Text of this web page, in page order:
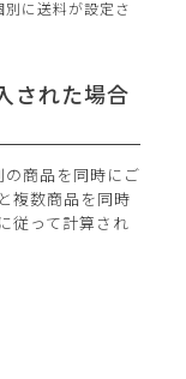
に送料が設定さ
された場合
商品を同時にご
複数商品を同時
従って計算され